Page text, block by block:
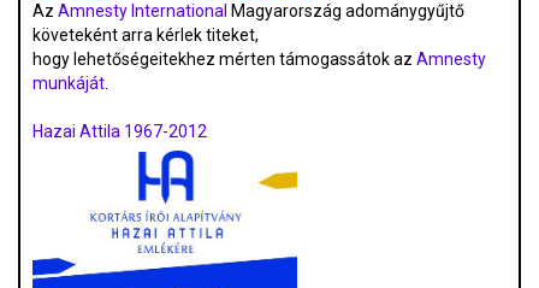
Az Amnesty International Magyarország adománygyűjtő
követeként arra kérlek titeket,
hogy lehetőségeitekhez mérten támogassátok az Amnesty
munkáját.
Hazai Attila 1967-2012